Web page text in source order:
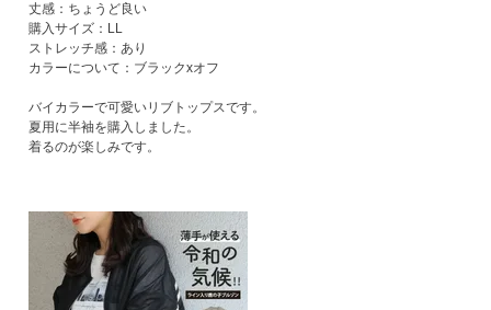
丈感：ちょうど良い
購入サイズ：LL
ストレッチ感：あり
カラーについて：ブラックxオフ
バイカラーで可愛いリブトップスです。
夏用に半袖を購入しました。
着るのが楽しみです。